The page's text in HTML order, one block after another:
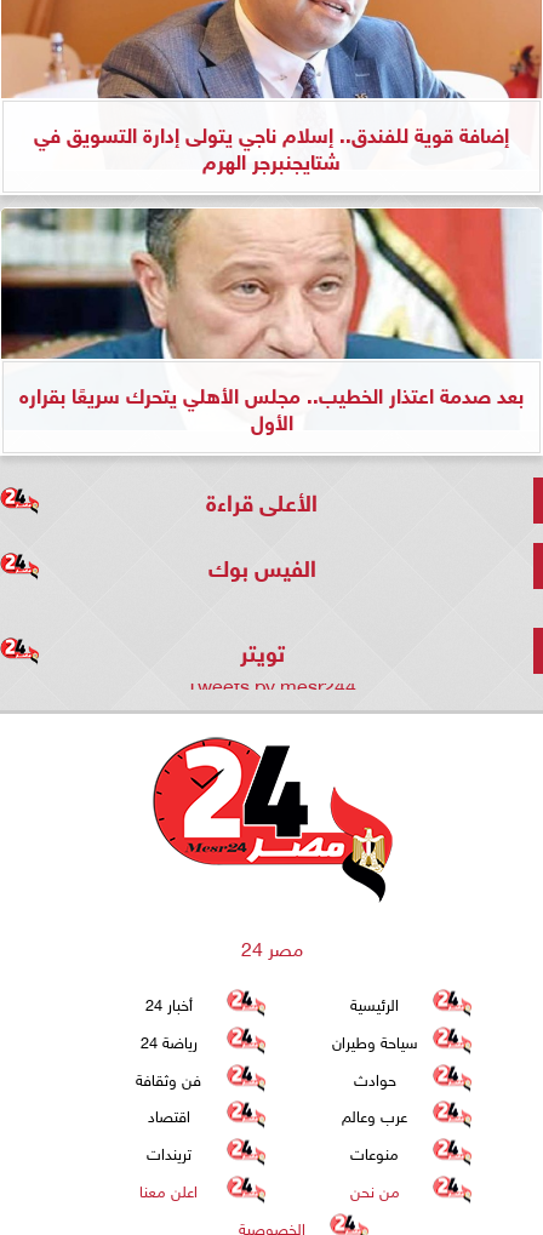
إضافة قوية للفندق.. إسلام ناجي يتولى إدارة التسويق في
شتايجنبرجر الهرم
بعد صدمة اعتذار الخطيب.. مجلس الأهلي يتحرك سريعًا بقراره
الأول
الأعلى قراءة
الفيس بوك
تويتر
Tweets by mesr244
مصر 24
الرئيسية
أخبار 24
سياحة وطيران
رياضة 24
حوادث
فن وثقافة
عرب وعالم
اقتصاد
منوعات
تريندات
من نحن
اعلن معنا
الخصوصية